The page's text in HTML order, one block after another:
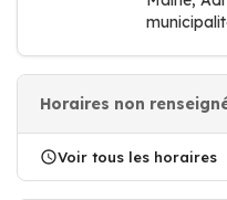
Horaires non
Voir tous les horaires